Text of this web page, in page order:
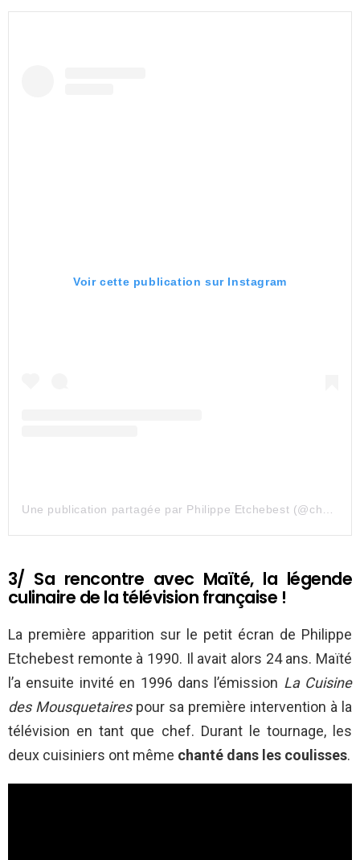
Voir cette publication sur Instagram
3/ Sa rencontre avec Maïté, la légende
culinaire de la télévision française !
La première apparition sur le petit écran de Philippe
Etchebest remonte à 1990. Il avait alors 24 ans. Maïté
l’a ensuite invité en 1996 dans l’émission La Cuisine
des Mousquetaires pour sa première intervention à la
télévision en tant que chef. Durant le tournage, les
deux cuisiniers ont même chanté dans les coulisses.